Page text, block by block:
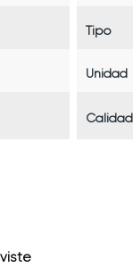
Tipo
Unidad
Calidad